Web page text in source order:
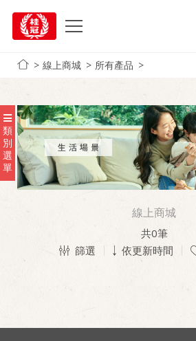
線上商城 所有產品
類
別
選
單
線上商城
共0筆
篩選
依更新時間